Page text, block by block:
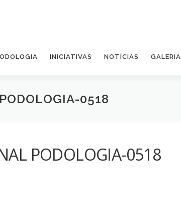
INICIATIVAS NOTÍCIAS GALERIA
0518
PODOLOGIA-0518